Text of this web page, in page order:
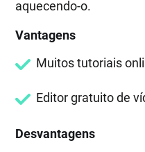
aquecendo-o.
Vantagens
Muitos tutoriais
Editor gratuito de
Desvantagens